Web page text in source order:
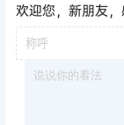
欢迎您，新朋友，